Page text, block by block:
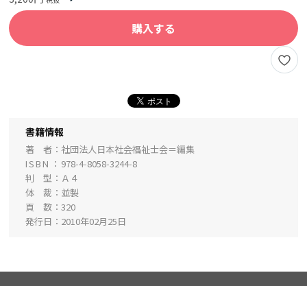
購入する
書籍情報
著 者
社団法人日本社会福祉士会＝編集
ISBN
978-4-8058-3244-8
判 型
Ａ４
体 裁
並製
頁 数
320
発行日
2010年02月25日